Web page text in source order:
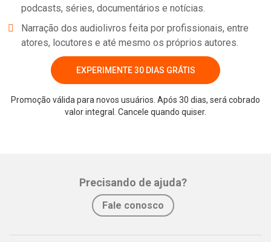
podcasts, séries, documentários e notícias.
Narração dos audiolivros feita por profissionais, entre
atores, locutores e até mesmo os próprios autores.
EXPERIMENTE 30 DIAS GRÁTIS
Promoção válida para novos usuários. Após 30 dias, será cobrado
valor integral. Cancele quando quiser.
Precisando de ajuda?
Fale conosco